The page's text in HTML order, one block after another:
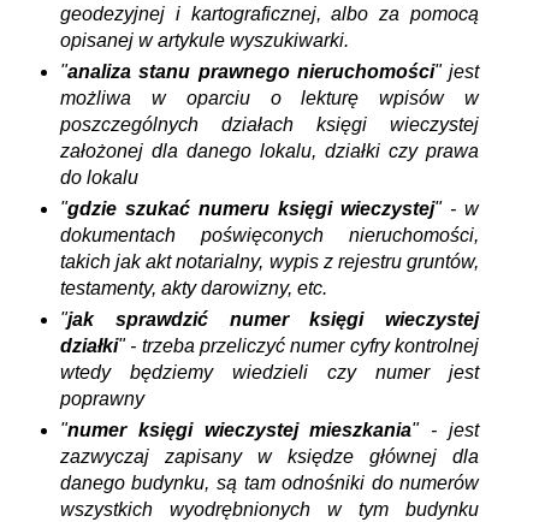
geodezyjnej i kartograficznej, albo za pomocą
opisanej w artykule wyszukiwarki.
"analiza stanu prawnego nieruchomości" jest
możliwa w oparciu o lekturę wpisów w
poszczególnych działach księgi wieczystej
założonej dla danego lokalu, działki czy prawa
do lokalu
"gdzie szukać numeru księgi wieczystej" - w
dokumentach poświęconych nieruchomości,
takich jak akt notarialny, wypis z rejestru gruntów,
testamenty, akty darowizny, etc.
"jak sprawdzić numer księgi wieczystej
działki" - trzeba przeliczyć numer cyfry kontrolnej
wtedy będziemy wiedzieli czy numer jest
poprawny
"numer księgi wieczystej mieszkania" - jest
zazwyczaj zapisany w księdze głównej dla
danego budynku, są tam odnośniki do numerów
wszystkich wyodrębnionych w tym budynku